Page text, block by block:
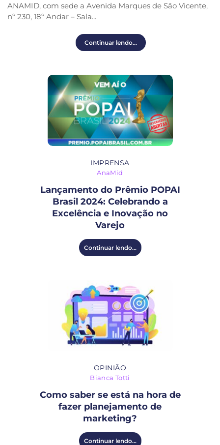
ANAMID, com sede a Avenida Marques de São Vicente,
nº 230, 18º Andar – Sala...
Continuar lendo...
IMPRENSA
AnaMid
Lançamento do Prêmio POPAI
Brasil 2024: Celebrando a
Excelência e Inovação no
Varejo
Continuar lendo...
OPINIÃO
Bianca Totti
Como saber se está na hora de
fazer planejamento de
marketing?
Continuar lendo...